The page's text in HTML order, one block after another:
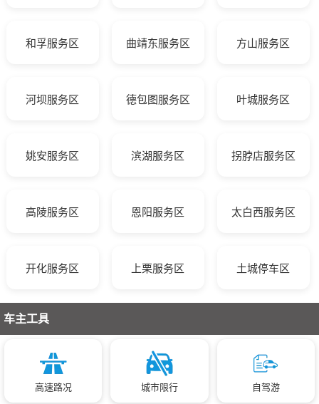
和孚服务区 曲靖东服务区 方山服务区
河坝服务区 德包图服务区 叶城服务区
姚安服务区 滨湖服务区 拐脖店服务区
高陵服务区 恩阳服务区 太白西服务区
开化服务区 上栗服务区 土城停车区
车主工具
高速路况 城市限行 自驾游